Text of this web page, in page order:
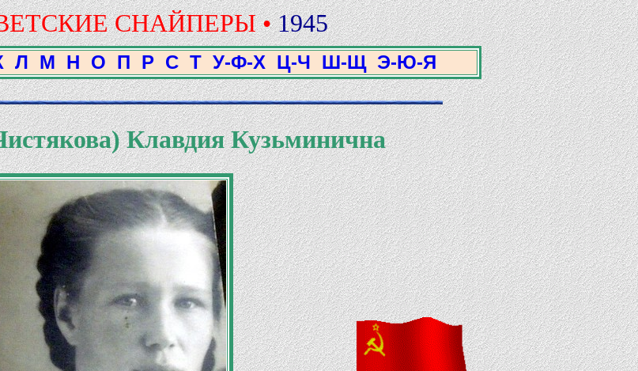
СНАЙПЕРЫ • 1945
Л М Н О П Р С Т У-Ф-Х Ц-Ч Ш-Щ Э-Ю-Я
Клавдия Кузьминична